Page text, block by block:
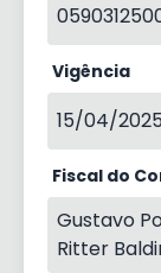
Vigência
15/04/
Fiscal do
Gustavo
Ritter